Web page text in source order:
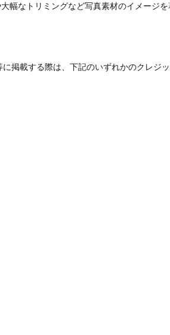
なトリミングなど写真素材のイメージを
掲載する際は、下記のいずれかのクレジ